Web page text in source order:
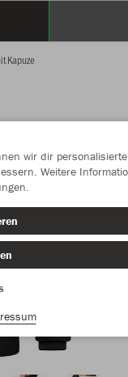
Kapuze
wir dir personalisierte
Weitere